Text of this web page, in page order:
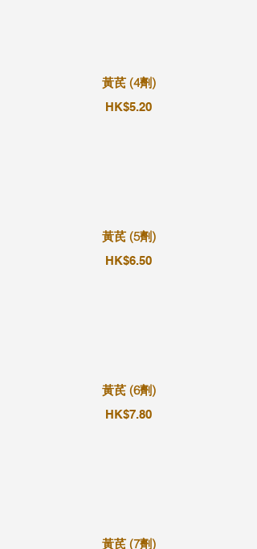
黃芪 (4劑)
HK$5.20
黃芪 (5劑)
HK$6.50
黃芪 (6劑)
HK$7.80
黃芪 (7劑)